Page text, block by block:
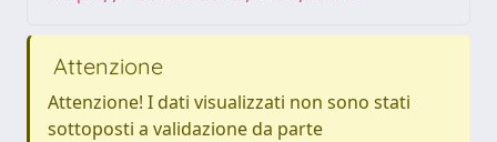
Attenzione
Attenzione! I dati visualizzati non sono stati
sottoposti a validazione da parte